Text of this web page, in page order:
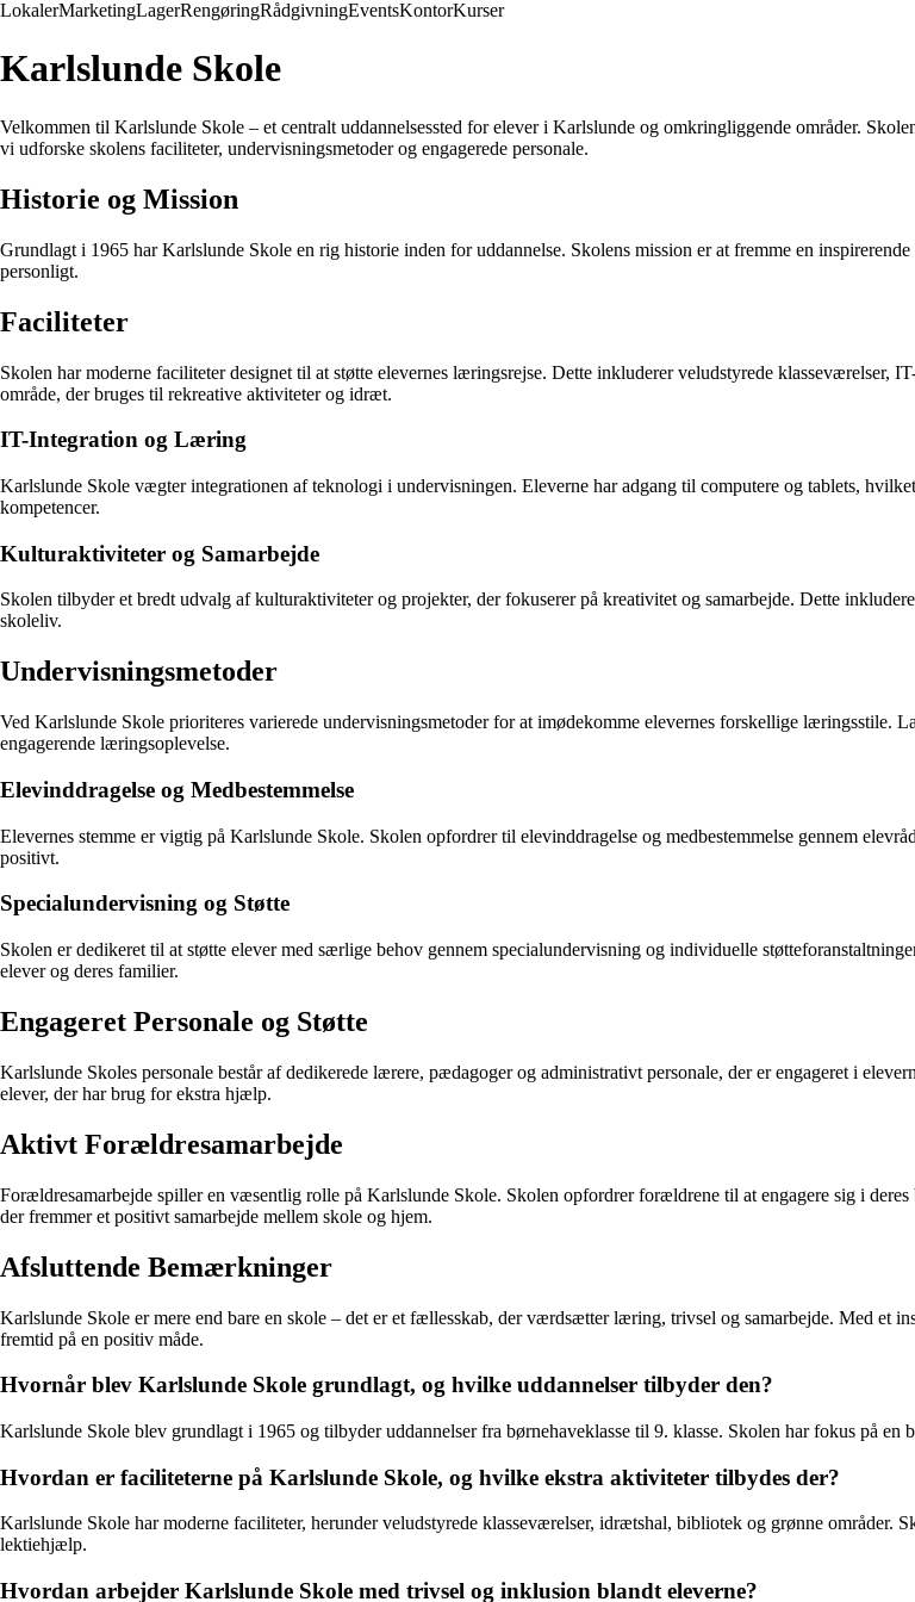
LokalerMarketingLagerRengøringRådgivningEventsKontorKurser
Karlslunde Skole
Velkommen til Karlslunde Skole – et centralt uddannelsessted for elever i Karlslunde og omkringliggende områder.
vi udforske skolens faciliteter, undervisningsmetoder og engagerede personale.
Historie og Mission
Grundlagt i 1965 har Karlslunde Skole en rig historie inden for uddannelse. Skolens mission er at fremme en
personligt.
Faciliteter
Skolen har moderne faciliteter designet til at støtte elevernes læringsrejse. Dette inkluderer veludstyrede klasseværelser,
område, der bruges til rekreative aktiviteter og idræt.
IT-Integration og Læring
Karlslunde Skole vægter integrationen af teknologi i undervisningen. Eleverne har adgang til computere og tablets,
kompetencer.
Kulturaktiviteter og Samarbejde
Skolen tilbyder et bredt udvalg af kulturaktiviteter og projekter, der fokuserer på kreativitet og samarbejde. Dette
skoleliv.
Undervisningsmetoder
Ved Karlslunde Skole prioriteres varierede undervisningsmetoder for at imødekomme elevernes forskellige læringsstile.
engagerende læringsoplevelse.
Elevinddragelse og Medbestemmelse
Elevernes stemme er vigtig på Karlslunde Skole. Skolen opfordrer til elevinddragelse og medbestemmelse gennem
positivt.
Specialundervisning og Støtte
Skolen er dedikeret til at støtte elever med særlige behov gennem specialundervisning og individuelle
elever og deres familier.
Engageret Personale og Støtte
Karlslunde Skoles personale består af dedikerede lærere, pædagoger og administrativt personale, der er engageret i
elever, der har brug for ekstra hjælp.
Aktivt Forældresamarbejde
Forældresamarbejde spiller en væsentlig rolle på Karlslunde Skole. Skolen opfordrer forældrene til at engagere sig i
der fremmer et positivt samarbejde mellem skole og hjem.
Afsluttende Bemærkninger
Karlslunde Skole er mere end bare en skole – det er et fællesskab, der værdsætter læring, trivsel og samarbejde. Med et
fremtid på en positiv måde.
Hvornår blev Karlslunde Skole grundlagt, og hvilke uddannelser tilbyder den?
Karlslunde Skole blev grundlagt i 1965 og tilbyder uddannelser fra børnehaveklasse til 9. klasse. Skolen har fokus på en
Hvordan er faciliteterne på Karlslunde Skole, og hvilke ekstra aktiviteter tilbydes der?
Karlslunde Skole har moderne faciliteter, herunder veludstyrede klasseværelser, idrætshal, bibliotek og grønne områder.
lektiehjælp.
Hvordan arbejder Karlslunde Skole med trivsel og inklusion blandt eleverne?